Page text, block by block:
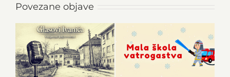
Povezane objave